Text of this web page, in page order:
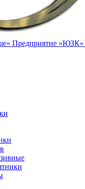
Предприятие «ЮЗК»